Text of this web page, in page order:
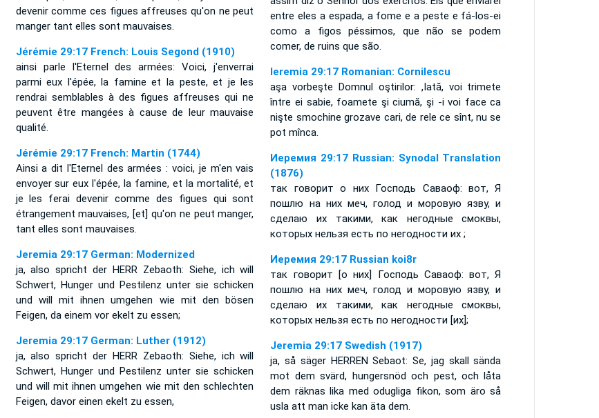
devenir comme ces figues affreuses qu'on ne peut
manger tant elles sont mauvaises.
Jérémie 29:17 French: Louis Segond (1910)
ainsi parle l'Eternel des armées: Voici, j'enverrai
parmi eux l'épée, la famine et la peste, et je les
rendrai semblables à des figues affreuses qui ne
peuvent être mangées à cause de leur mauvaise
qualité.
Jérémie 29:17 French: Martin (1744)
Ainsi a dit l'Eternel des armées : voici, je m'en vais
envoyer sur eux l'épée, la famine, et la mortalité, et
je les ferai devenir comme des figues qui sont
étrangement mauvaises, [et] qu'on ne peut manger,
tant elles sont mauvaises.
Jeremia 29:17 German: Modernized
ja, also spricht der HERR Zebaoth: Siehe, ich will
Schwert, Hunger und Pestilenz unter sie schicken
und will mit ihnen umgehen wie mit den bösen
Feigen, da einem vor ekelt zu essen;
Jeremia 29:17 German: Luther (1912)
ja, also spricht der HERR Zebaoth: Siehe, ich will
Schwert, Hunger und Pestilenz unter sie schicken
und will mit ihnen umgehen wie mit den schlechten
Feigen, davor einen ekelt zu essen,
entre eles a espada, a fome e a peste e fá-los-ei
como a figos péssimos, que não se podem
comer, de ruins que são.
Ieremia 29:17 Romanian: Cornilescu
aşa vorbeşte Domnul oştirilor: ,Iată, voi trimete
între ei sabie, foamete şi ciumă, şi -i voi face ca
nişte smochine grozave cari, de rele ce sînt, nu se
pot mînca.
Иеремия 29:17 Russian: Synodal Translation
(1876)
так говорит о них Господь Саваоф: вот, Я
пошлю на них меч, голод и моровую язву, и
сделаю их такими, как негодные смоквы,
которых нельзя есть по негодности их ;
Иеремия 29:17 Russian koi8r
так говорит [о них] Господь Саваоф: вот, Я
пошлю на них меч, голод и моровую язву, и
сделаю их такими, как негодные смоквы,
которых нельзя есть по негодности [их];
Jeremia 29:17 Swedish (1917)
ja, så säger HERREN Sebaot: Se, jag skall sända
mot dem svärd, hungersnöd och pest, och låta
dem räknas lika med odugliga fikon, som äro så
usla att man icke kan äta dem.